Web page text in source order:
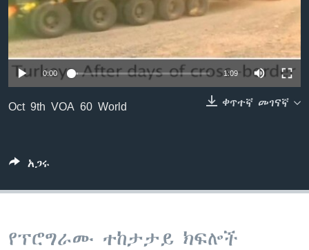
ቋንቋዎች
0:00 1:09
ቀጥተኛ መገናኛ
Oct 9th VOA 60 World
አጋሩ
የፕሮግራሙ ተከታታይ ክፍሎች